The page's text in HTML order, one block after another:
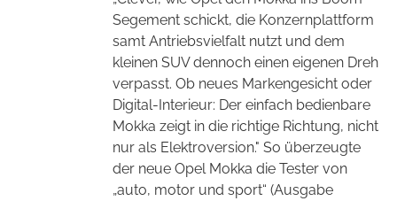
Segement schickt, die Konzernplattform
samt Antriebsvielfalt nutzt und dem
kleinen SUV dennoch einen eigenen Dreh
verpasst. Ob neues Markengesicht oder
Digital-Interieur: Der einfach bedienbare
Mokka zeigt in die richtige Richtung, nicht
nur als Elektroversion." So überzeugte
der neue Opel Mokka die Tester von
„auto, motor und sport“ (Ausgabe